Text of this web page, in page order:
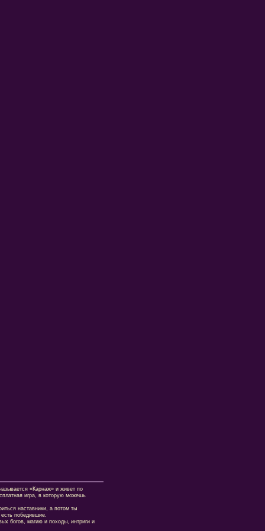
«Карнаж» и живет по
игра, в которую можешь
наставники, а потом ты
победившие.
богов, магию и походы, интриги и